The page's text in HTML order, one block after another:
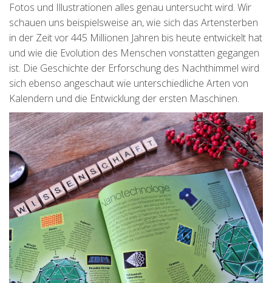
Fotos und Illustrationen alles genau untersucht wird. Wir
schauen uns beispielsweise an, wie sich das Artensterben
in der Zeit vor 445 Millionen Jahren bis heute entwickelt hat
und wie die Evolution des Menschen vonstatten gegangen
ist. Die Geschichte der Erforschung des Nachthimmel wird
sich ebenso angeschaut wie unterschiedliche Arten von
Kalendern und die Entwicklung der ersten Maschinen.